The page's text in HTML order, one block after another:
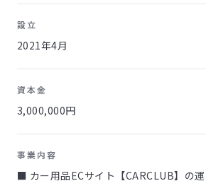
設立
2021年4月
資本金
3,000,000円
事業内容
■ カー用品ECサイト【CARCLUB】の